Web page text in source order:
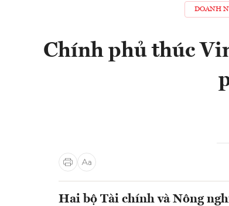
DOANH
Chính phủ thúc
Hai bộ Tài chính và Nông